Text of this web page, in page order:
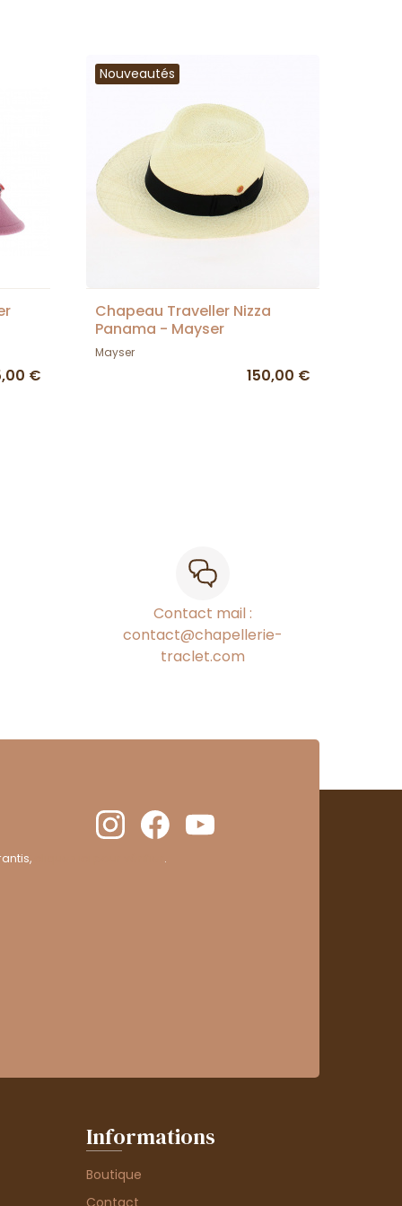
€
Nouveautés
Chapeau Traveller Nizza
Panama - Mayser
Mayser
150,00 €
Contact mail :
contact@chapellerie-
traclet.com
.
Informations
Boutique
Contact